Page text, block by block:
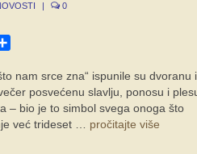
| 0
nam srce zna“ ispunile su dvoranu i
posvećenu slavlju, ponosu i
– bio je to simbol svega onoga što
već trideset … pročitajte više